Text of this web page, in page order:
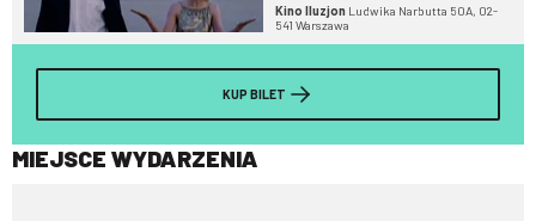
Kino Iluzjon Ludwika Narbutta 50A, 02-
541 Warszawa
KUP BILET
MIEJSCE WYDARZENIA